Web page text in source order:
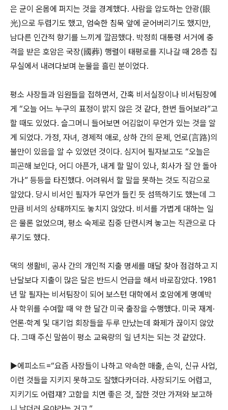
은 균이 온몸에 퍼지는 것을 경계했다. 사람을 압도하는 안광(眼
光)으로 두렵기도 했고, 엄숙한 침묵 앞에 굳어버리기도 했지만,
남다른 인간적 향기를 느끼게 깔끔했다. 박정희 대통령 서거에 충
격을 받은 호암은 국장(國葬) 행렬이 태평로를 지나갈 때 28층 집
무실에서 내려다보며 눈물을 흘린 분이었다.
평소 사장들과 임원들을 접하면서, 간혹 비서실장이나 비서팀장에
게 “오늘 어느 누구의 표정이 밝지 않은 것 같다, 한번 들어보라”고
할 때도 있었다. 슬그머니 들어보면 어김없이 무언가 있는 것을 알
게 되었다. 가정, 자녀, 경제적 애로, 상하 간의 문제, 언로(言路)의
불만이 있음을 알 수 있었던 것이다. 심지어 필자보고도 “오늘은
피곤해 보인다, 어디 아픈가, 내게 할 말이 있나, 회사가 잘 안 돌아
가나” 등등을 타진했다. 어려워서 할 말을 못하는 것도 직감으로
알았다. 당시 비서인 필자가 무언가 들킨 듯 섬뜩하기도 했는데 그
만큼 비서의 상태까지도 놓치지 않았다. 비서를 가볍게 대하는 일
은 물론 없었으며, 평소 숙제로 집중 단련시켜 놓고는 직관으로 다
루기도 했다.
댁의 생활비, 공사 간의 개인적 지출 명세를 매달 찾아 점검하고 지
난달보다 지출이 많은 달은 반드시 언급을 해서 바로잡았다. 1981
년 말 필자는 비서팀장이 되어 보스턴 대학에서 호암에게 명예박
사 학위를 수여할 때 약 한 달간 미국 출장을 수행했다. 미국 재계·
언론·학계 및 대기업 회장들을 두루 만났는데 화제가 끊이지 않았
다. 그때 주신 말씀이 평소 교육량의 일 년치는 되는 것 같았다.
▶에피소드=“요즘 사장들이 나하고 약속한 매출, 손익, 신규 사업,
이런 것들을 지키지 못하고도 잘했다카더라. 사장되기도 어렵고,
지키기도 어렵쟤? 고함을 치면 좋은 것, 잘한 것만 가져와 보고하